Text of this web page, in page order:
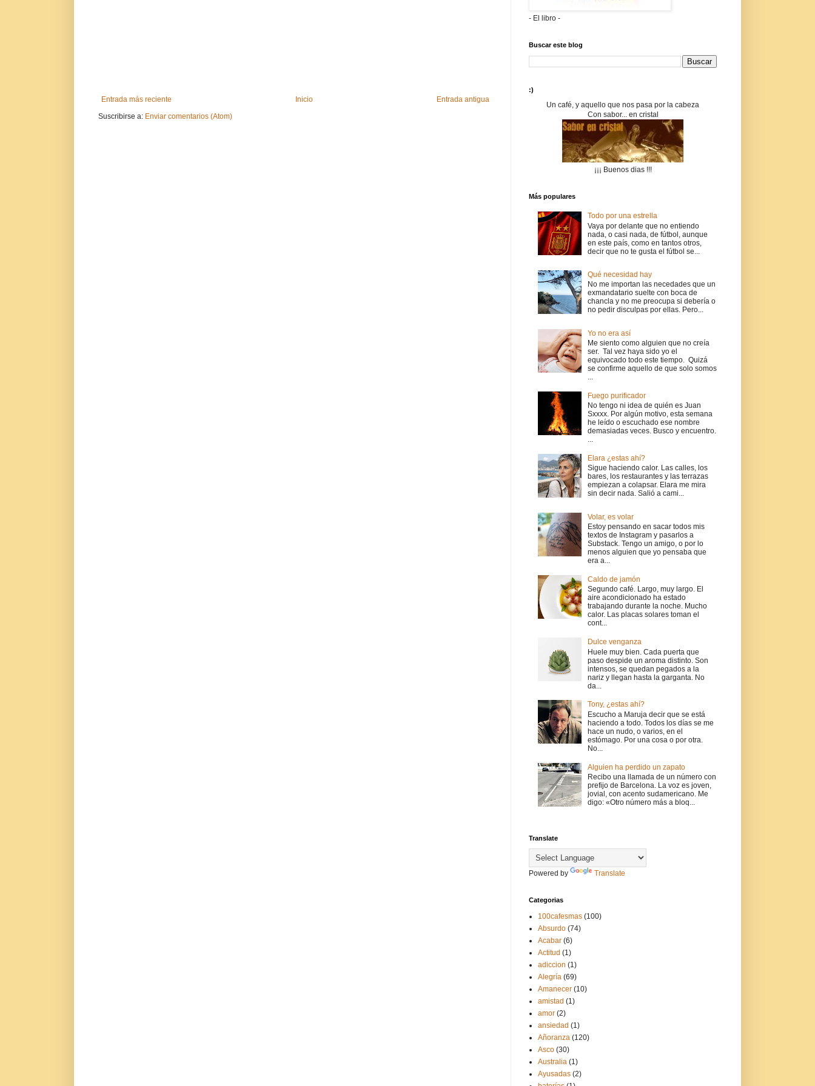
Entrada más reciente Entrada antigua
Inicio
Suscribirse a: Enviar comentarios (Atom)
- El libro -
Buscar este blog
:)
Un café, y aquello que nos pasa por la cabeza
Con sabor... en cristal
¡¡¡ Buenos dias !!!
Más populares
Todo por una estrella
Vaya por delante que no entiendo
nada, o casi nada, de fútbol, aunque
en este país, como en tantos otros,
decir que no te gusta el fútbol se...
Qué necesidad hay
No me importan las necedades que un
exmandatario suelte con boca de
chancla y no me preocupa si debería o
no pedir disculpas por ellas. Pero...
Yo no era así
Me siento como alguien que no creía
ser. Tal vez haya sido yo el
equivocado todo este tiempo. Quizá
se confirme aquello de que solo somos
...
Fuego purificador
No tengo ni idea de quién es Juan
Sxxxx. Por algún motivo, esta semana
he leído o escuchado ese nombre
demasiadas veces. Busco y encuentro.
...
Elara ¿estas ahí?
Sigue haciendo calor. Las calles, los
bares, los restaurantes y las terrazas
empiezan a colapsar. Elara me mira
sin decir nada. Salió a cami...
Volar, es volar
Estoy pensando en sacar todos mis
textos de Instagram y pasarlos a
Substack. Tengo un amigo, o por lo
menos alguien que yo pensaba que
era a...
Caldo de jamón
Segundo café. Largo, muy largo. El
aire acondicionado ha estado
trabajando durante la noche. Mucho
calor. Las placas solares toman el
cont...
Dulce venganza
Huele muy bien. Cada puerta que
paso despide un aroma distinto. Son
intensos, se quedan pegados a la
nariz y llegan hasta la garganta. No
da...
Tony, ¿estas ahí?
Escucho a Maruja decir que se está
haciendo a todo. Todos los días se me
hace un nudo, o varios, en el
estómago. Por una cosa o por otra.
No...
Alguien ha perdido un zapato
Recibo una llamada de un número con
prefijo de Barcelona. La voz es joven,
jovial, con acento sudamericano. Me
digo: «Otro número más a bloq...
Translate
Powered by Translate
Categorias
100cafesmas (100)
Absurdo (74)
Acabar (6)
Actitud (1)
adiccion (1)
Alegría (69)
Amanecer (10)
amistad (1)
amor (2)
ansiedad (1)
Añoranza (120)
Asco (30)
Australia (1)
Ayusadas (2)